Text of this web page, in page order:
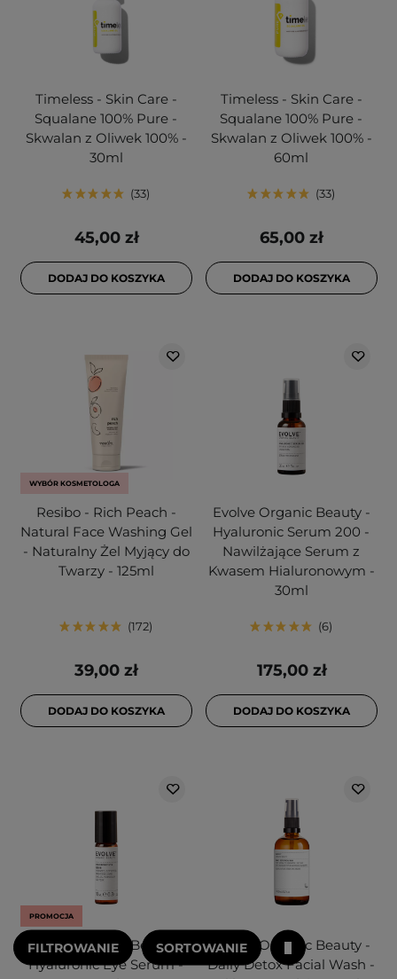
Timeless - Skin Care -
Squalane 100% Pure -
Skwalan z Oliwek 100% -
30ml
33
45,00 zł
DODAJ DO KOSZYKA
Timeless - Skin Care -
Squalane 100% Pure -
Skwalan z Oliwek 100% -
60ml
33
65,00 zł
DODAJ DO KOSZYKA
WYBÓR KOSMETOLOGA
Resibo - Rich Peach -
Natural Face Washing Gel
- Naturalny Żel Myjący do
Twarzy - 125ml
172
39,00 zł
DODAJ DO KOSZYKA
Evolve Organic Beauty -
Hyaluronic Serum 200 -
Nawilżające Serum z
Kwasem Hialuronowym -
30ml
6
175,00 zł
DODAJ DO KOSZYKA
PROMOCJA
Evolve Organic Beauty -
Hyaluronic Eye Serum -
Evolve Organic Beauty -
Daily Detox Facial Wash -
FILTROWANIE SORTOWANIE